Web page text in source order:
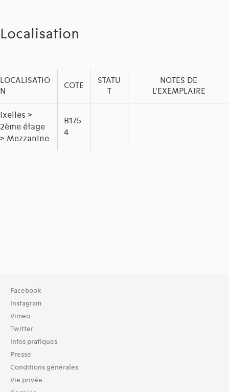
Localisation
LOCALISATIO
N
COTE
STATU
T
NOTES DE
L'EXEMPLAIRE
Ixelles >
2ème étage
> Mezzanine
B175
4
Facebook
Instagram
Vimeo
Twitter
Infos pratiques
Presse
Conditions générales
Vie privée